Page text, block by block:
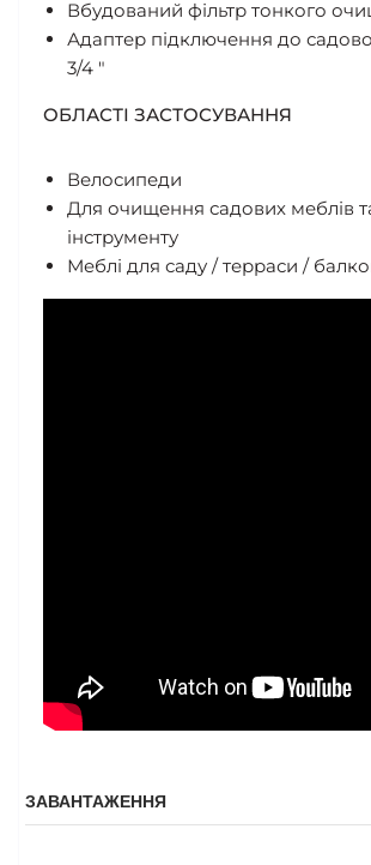
Вбудований фільтр тонкого
Адаптер підключення до
3/4 "
ОБЛАСТІ ЗАСТОСУВАННЯ
Велосипеди
Для очищення садових меблів
інструменту
Меблі для саду / терраси /
ЗАВАНТАЖЕННЯ